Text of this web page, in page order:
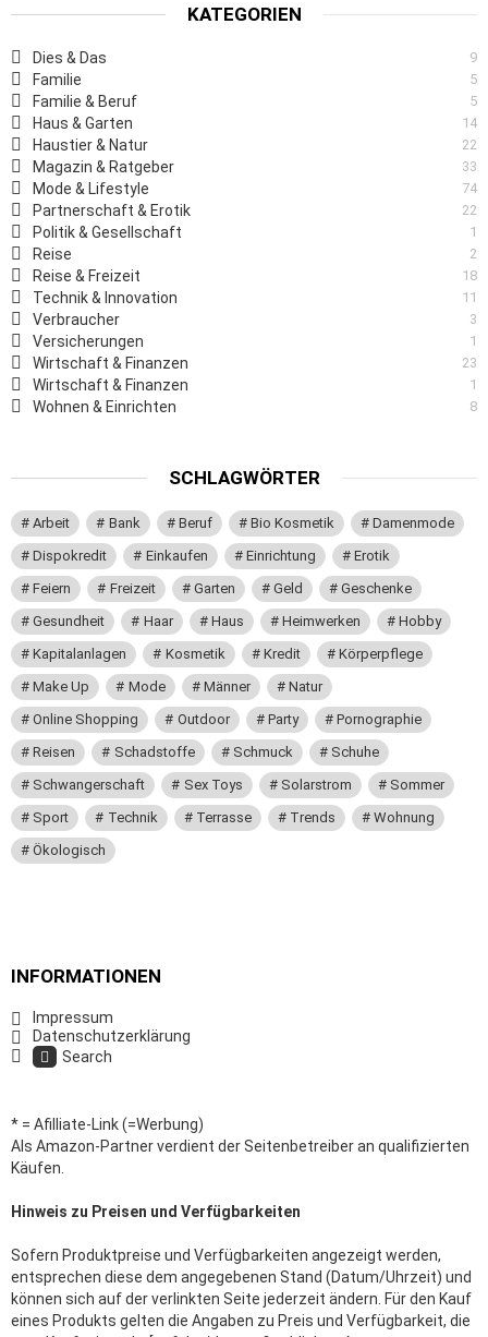
KATEGORIEN
Dies & Das 9
Familie 5
Familie & Beruf 5
Haus & Garten 14
Haustier & Natur 22
Magazin & Ratgeber 33
Mode & Lifestyle 74
Partnerschaft & Erotik 22
Politik & Gesellschaft 1
Reise 2
Reise & Freizeit 18
Technik & Innovation 11
Verbraucher 3
Versicherungen 1
Wirtschaft & Finanzen 23
Wirtschaft & Finanzen 1
Wohnen & Einrichten 8
SCHLAGWÖRTER
Arbeit Bank Beruf Bio Kosmetik
Damenmode
Dispokredit
Einkaufen Einrichtung
Erotik
Feiern
Freizeit Garten Geld
Geschenke
Gesundheit
Haar Haus Heimwerken
Hobby
Kapitalanlagen
Kosmetik Kredit
Körperpflege
Make Up
Mode Männer
Natur
Online Shopping
Outdoor Party
Pornographie
Reisen
Schadstoffe Schmuck
Schuhe
Schwangerschaft
Sex Toys Solarstrom
Sommer
Sport
Technik Terrasse Trends
Wohnung
Ökologisch
INFORMATIONEN
Impressum
Datenschutzerklärung
Search
* = Afilliate-Link (=Werbung)
Als Amazon-Partner verdient der Seitenbetreiber an qualifizierten
Käufen.
Hinweis zu Preisen und Verfügbarkeiten
Sofern Produktpreise und Verfügbarkeiten angezeigt werden,
entsprechen diese dem angegebenen Stand (Datum/Uhrzeit) und
können sich auf der verlinkten Seite jederzeit ändern. Für den Kauf
eines Produkts gelten die Angaben zu Preis und Verfügbarkeit, die